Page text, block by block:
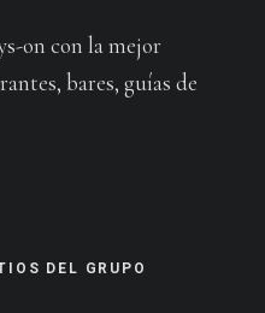
on con la mejor
bares, guías de
DEL GRUPO